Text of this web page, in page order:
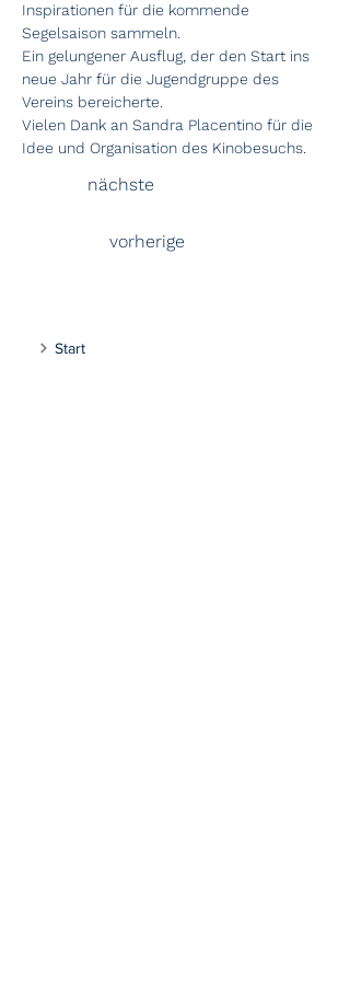
Inspirationen für die kommende
Segelsaison sammeln.
Ein gelungener Ausflug, der den Start ins
neue Jahr für die Jugendgruppe des
Vereins bereicherte.
Vielen Dank an Sandra Placentino für die
Idee und Organisation des Kinobesuchs.
nächste
vorherige
Start